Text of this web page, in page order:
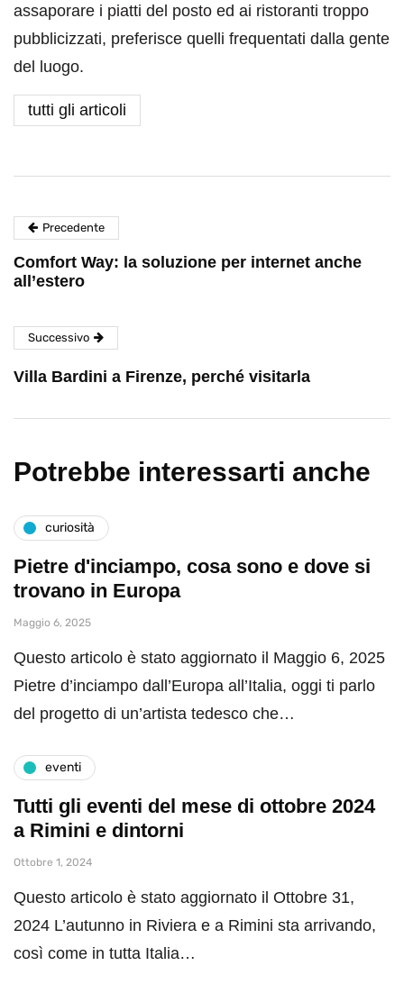
assaporare i piatti del posto ed ai ristoranti troppo
pubblicizzati, preferisce quelli frequentati dalla gente
del luogo.
tutti gli articoli
Precedente
Comfort Way: la soluzione per internet anche
all’estero
Successivo
Villa Bardini a Firenze, perché visitarla
Potrebbe interessarti anche
curiosità
Pietre d'inciampo, cosa sono e dove si
trovano in Europa
Maggio 6, 2025
Questo articolo è stato aggiornato il Maggio 6, 2025
Pietre d’inciampo dall’Europa all’Italia, oggi ti parlo
del progetto di un’artista tedesco che…
eventi
Tutti gli eventi del mese di ottobre 2024
a Rimini e dintorni
Ottobre 1, 2024
Questo articolo è stato aggiornato il Ottobre 31,
2024 L’autunno in Riviera e a Rimini sta arrivando,
così come in tutta Italia…